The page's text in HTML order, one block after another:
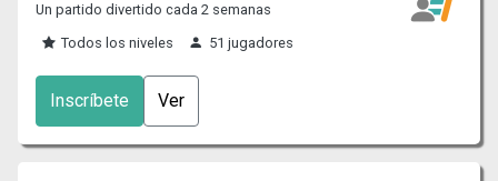
Un partido divertido cada 2 semanas
Todos los niveles
51 jugadores
Inscríbete Ver